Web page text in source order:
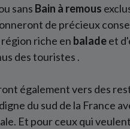
sans Bain à remous
de précieux
riche en baladeet
des touristes .
également vers des
du sud de la France
Et pour ceux qui